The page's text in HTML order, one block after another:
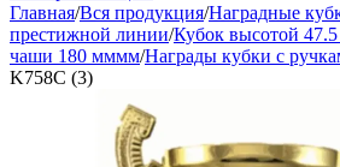
Главная/Вся продукция/Наградные
престижной линии/Кубок высотой
чаши 180 мммм/Награды кубки с
K758C (3)